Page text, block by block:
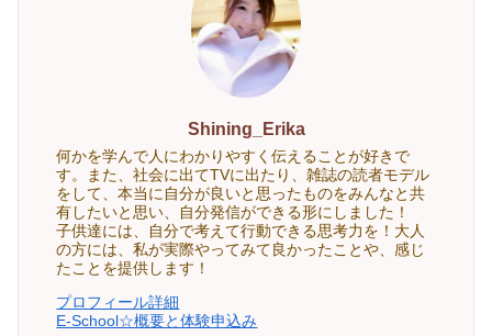
Shining_Erika
何かを学んで人にわかりやすく伝えることが好きで
す。また、社会に出てTVに出たり、雑誌の読者モデル
をして、本当に自分が良いと思ったものをみんなと共
有したいと思い、自分発信ができる形にしました！
子供達には、自分で考えて行動できる思考力を！大人
の方には、私が実際やってみて良かったことや、感じ
たことを提供します！
プロフィール詳細
E-School☆概要と体験申込み